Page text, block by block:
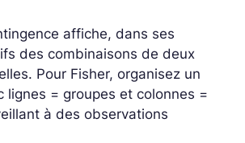
affiche, dans ses
des combinaisons de deux
Pour Fisher, organisez un
lignes = groupes et colonnes =
à des observations